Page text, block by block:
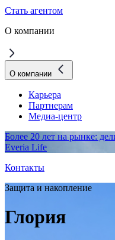
Стать агентом
О компании
О компании
Карьера
Партнерам
Медиа-центр
Более 20 лет на рынке:
Everia Life
Контакты
Защита и накопление
Глория